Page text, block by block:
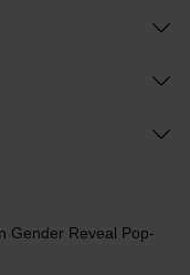
Gender Reveal Pop-